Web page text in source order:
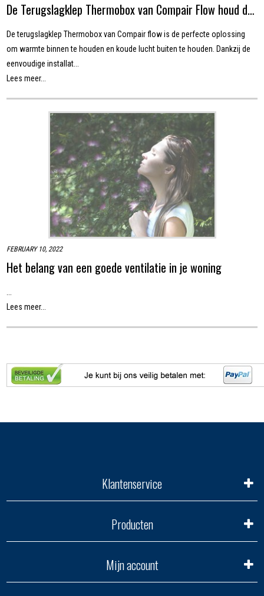
De Terugslagklep Thermobox van Compair Flow houd de warmte binnen en koude lucht buiten
De terugslagklep Thermobox van Compair flow is de perfecte oplossing
om warmte binnen te houden en koude lucht buiten te houden. Dankzij de
eenvoudige installat...
Lees meer...
FEBRUARY 10, 2022
Het belang van een goede ventilatie in je woning
...
Lees meer...
Klantenservice
Producten
Mijn account